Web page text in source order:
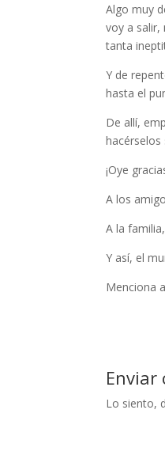
Algo muy
voy a salir,
tanta
Y de
hasta el
De allí,
hacérselos
¡Oye
A los
A la
Y así, el
Menciona
Enviar
Lo siento,